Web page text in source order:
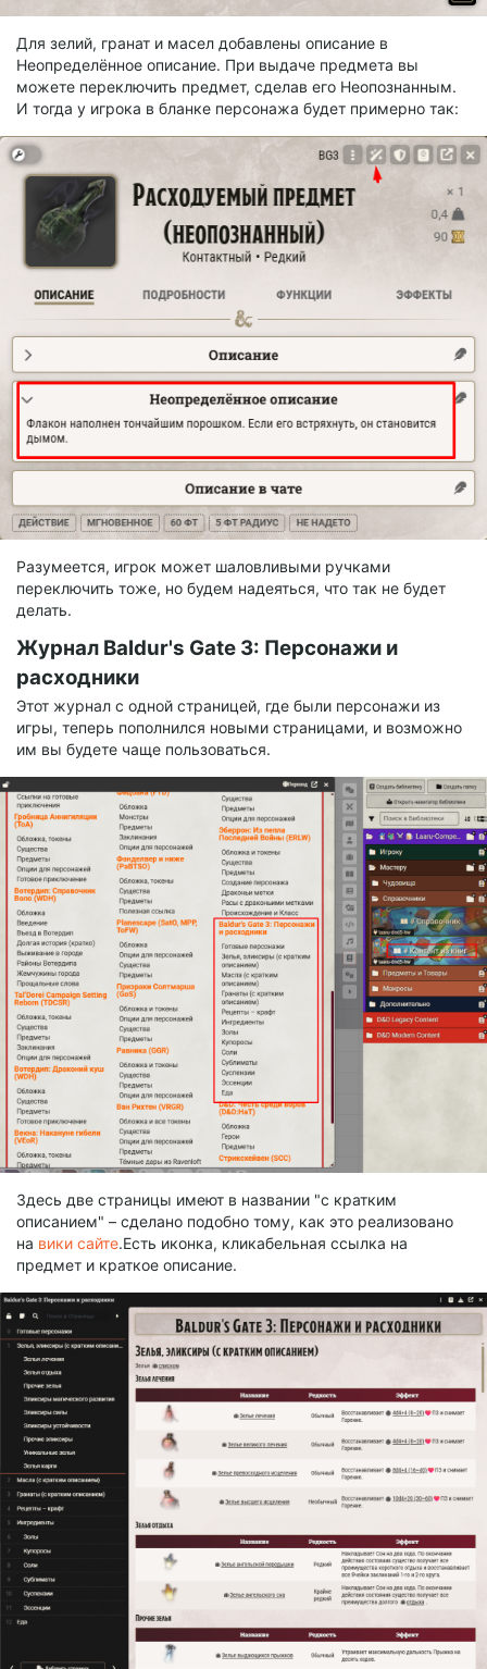
Для зелий, гранат и масел добавлены описание в
Неопределённое описание. При выдаче предмета вы
можете переключить предмет, сделав его Неопознанным.
И тогда у игрока в бланке персонажа будет примерно так:
Разумеется, игрок может шаловливыми ручками
переключить тоже, но будем надеяться, что так не будет
делать.
Журнал Baldur's Gate 3: Персонажи и
расходники
Этот журнал с одной страницей, где были персонажи из
игры, теперь пополнился новыми страницами, и возможно
им вы будете чаще пользоваться.
Здесь две страницы имеют в названии "с кратким
описанием" – сделано подобно тому, как это реализовано
на вики сайте.Есть иконка, кликабельная ссылка на
предмет и краткое описание.